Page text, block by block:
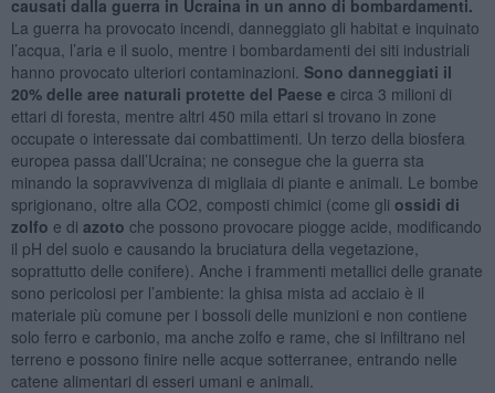
causati dalla guerra in Ucraina in un anno di bombardamenti.
La guerra ha provocato incendi, danneggiato gli habitat e inquinato
l’acqua, l’aria e il suolo, mentre i bombardamenti dei siti industriali
hanno provocato ulteriori contaminazioni. Sono danneggiati il
20% delle aree naturali protette del Paese e circa 3 milioni di
ettari di foresta, mentre altri 450 mila ettari si trovano in zone
occupate o interessate dai combattimenti. Un terzo della biosfera
europea passa dall’Ucraina; ne consegue che la guerra sta
minando la sopravvivenza di migliaia di piante e animali. Le bombe
sprigionano, oltre alla CO2, composti chimici (come gli ossidi di
zolfo e di azoto che possono provocare piogge acide, modificando
il pH del suolo e causando la bruciatura della vegetazione,
soprattutto delle conifere). Anche i frammenti metallici delle granate
sono pericolosi per l’ambiente: la ghisa mista ad acciaio è il
materiale più comune per i bossoli delle munizioni e non contiene
solo ferro e carbonio, ma anche zolfo e rame, che si infiltrano nel
terreno e possono finire nelle acque sotterranee, entrando nelle
catene alimentari di esseri umani e animali.